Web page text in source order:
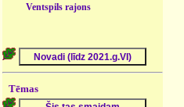
Ventspils rajons
Tēmas